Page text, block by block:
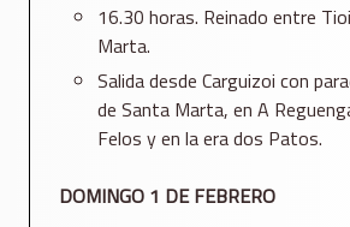
16.30 horas. Reinado entre
Marta.
Salida desde Carguizoi con
de Santa Marta, en A
Felos y en la era dos Patos.
DOMINGO 1 DE FEBRERO